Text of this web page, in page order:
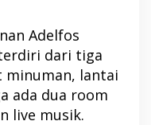
Adelfos
dari tiga
minuman, lantai
ada dua room
live musik.